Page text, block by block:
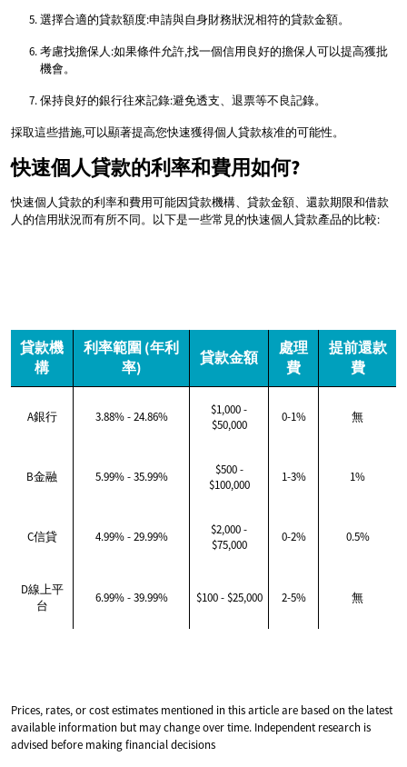
選擇合適的貸款額度:申請與自身財務狀況相符的貸款金額。
考慮找擔保人:如果條件允許,找一個信用良好的擔保人可以提高獲批
機會。
保持良好的銀行往來記錄:避免透支、退票等不良記錄。
採取這些措施,可以顯著提高您快速獲得個人貸款核准的可能性。
快速個人貸款的利率和費用如何?
快速個人貸款的利率和費用可能因貸款機構、貸款金額、還款期限和借款
人的信用狀況而有所不同。以下是一些常見的快速個人貸款產品的比較:
貸款機
構
利率範圍 (年利
率)
貸款金額
處理
費
提前還款
費
A銀行 3.88% - 24.86%
$1,000 -
$50,000
0-1% 無
B金融 5.99% - 35.99%
$500 -
$100,000
1-3% 1%
C信貸 4.99% - 29.99%
$2,000 -
$75,000
0-2% 0.5%
D線上平
台
6.99% - 39.99% $100 - $25,000 2-5% 無
Prices, rates, or cost estimates mentioned in this article are based on the latest
available information but may change over time. Independent research is
advised before making financial decisions